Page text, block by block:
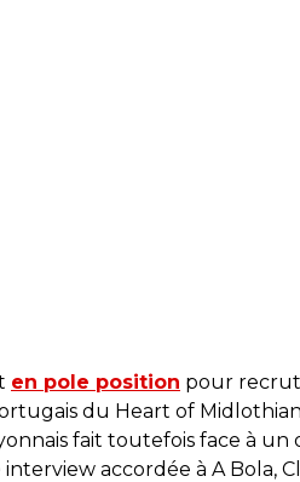
en pole position pour
du Heart of
fait toutefois face à un
accordée à A Bola,